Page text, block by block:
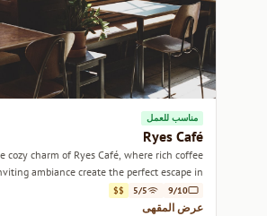
مناسب للعمل
Ryes Café
cozy charm of Ryes Café, where rich coffee
ambiance create the perfect escape in
Copenhagen.
9/10
5/5
$$
عرض المقهى